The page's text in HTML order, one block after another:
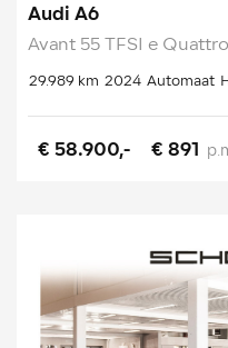
Audi A6
Avant 55 TFSI e
29.989 km 2024 Automaat
€ 58.900,- € 891